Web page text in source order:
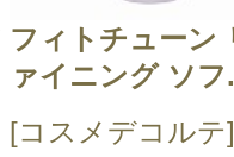
フィトチューン
ァイニング ソフ
[コスメデコルテ]